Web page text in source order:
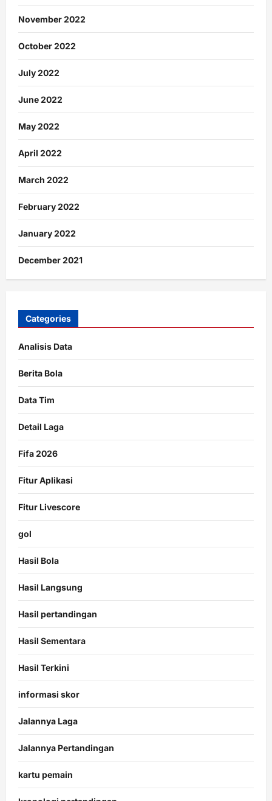
November 2022
October 2022
July 2022
June 2022
May 2022
April 2022
March 2022
February 2022
January 2022
December 2021
Categories
Analisis Data
Berita Bola
Data Tim
Detail Laga
Fifa 2026
Fitur Aplikasi
Fitur Livescore
gol
Hasil Bola
Hasil Langsung
Hasil pertandingan
Hasil Sementara
Hasil Terkini
informasi skor
Jalannya Laga
Jalannya Pertandingan
kartu pemain